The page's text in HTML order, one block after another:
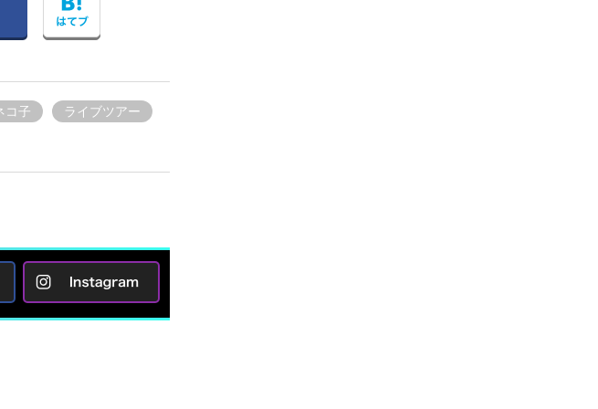
コ子
ライブツアー